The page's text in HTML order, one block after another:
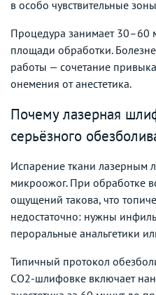
в особо чувствительные
Процедура занимает 30–60
площади обработки.
работы — сочетание
онемения от анестетика.
Почему лазерная
серьёзного
Испарение ткани лазерным
микроожог. При обработке
ощущений такова, что
недостаточно: нужны
пероральные анальгетики
Типичный протокол
CO2-шлифовке включает